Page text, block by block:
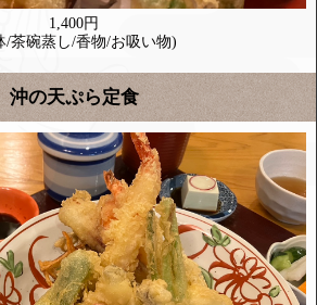
1,400円
/茶碗蒸し/香物/お吸い物)
沖の天ぷら定食